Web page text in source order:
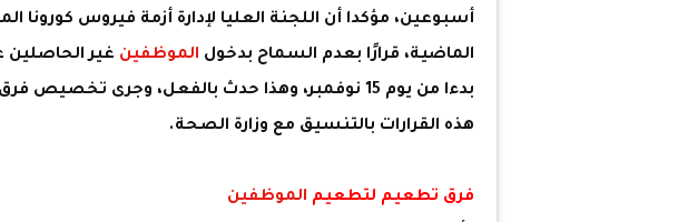
أسبوعين، مؤكدا أن اللجنة العليا لإدارة أزمة فيروس كورونا
الماضية، قرارًا بعدم السماح بدخول الموظفين غير الحاصلين
بدءا من يوم 15 نوفمبر، وهذا حدث بالفعل، وجرى
هذه القرارات بالتنسيق مع وزارة الصحة.
فرق تطعيم لتطعيم الموظفين